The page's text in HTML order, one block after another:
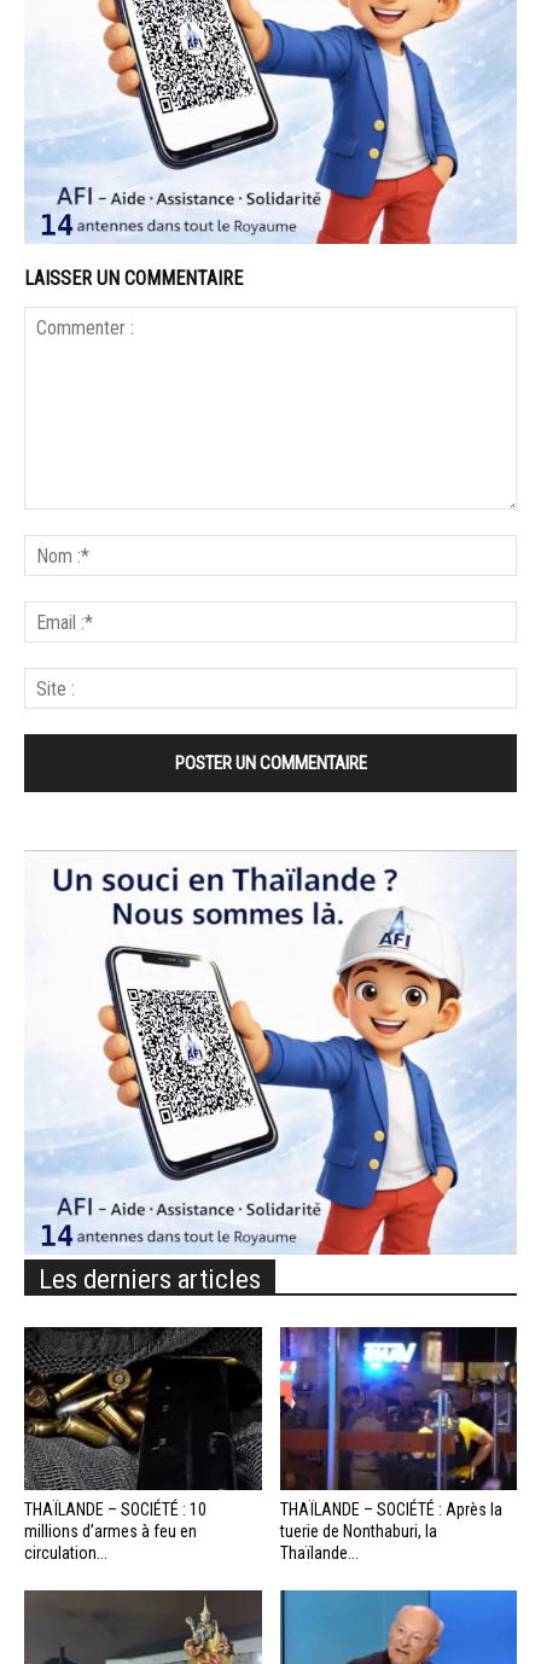
LAISSER UN COMMENTAIRE
Les derniers articles
THAÏLANDE – SOCIÉTÉ : 10
millions d’armes à feu en
circulation...
THAÏLANDE – SOCIÉTÉ : Après la
tuerie de Nonthaburi, la
Thaïlande...